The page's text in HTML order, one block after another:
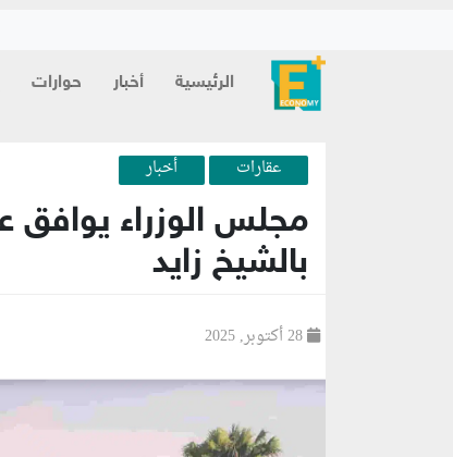
الرئيسية أخبار حوارات
عقارات أخبار
بالشيخ زايد